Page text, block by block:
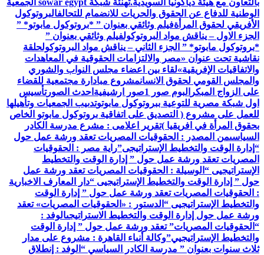
الوطنية للدفاع عن الحقوق والحريات للانضمام للتحالفالبروتوكول
الأفريقي لحقوق المرأةفيلم وثائقي بعنوان ” *بروتوكول مابوتو* ”
الجزء الاول – يناقش مواد البروتوكولفيلم وثائقي بعنوان ”
*بروتوكول مابوتو* ” الجزء الثاني – يناقش مواد البروتوكولحلقة
نقاشية تحت عنوان «مصر والالتزامات الحقوقية في المعاهدات
والاتفاقيات الإفريقية»لقاء بين اعضاء مجلس النواب والشوري
والمجلس القومي لحقوق الانسانمشروع مبادارة مجتمعية للقضاء
على الزواج المبكر البوم صور 1 صور ارشيفية احدث الصورتأسيس
اول شبكة مصرية للتوعية ببروتوكول مابوتوتدىيب الجمعيات وتأهيلها
للعمل على مشروع ( التصديق على اتفاقية بروتوكول مابوتو الخاص
بحقوق المرأة في افريقيا )تقرير اعلامى : مشرع مدرسة الكادر
السياسىمن المصدر : الحقوقيات المصريات تعقد ورشة عمل حول
“إدارة الوقت والتخطيط الإستراتيجى”راية مصر : الحقوقيات
المصريات تعقد ورشة عمل حول ” إدارة الوقت والتخطيط
الإستراتيجيى “ الوسيلة : الحقوقيات المصريات تعقد ورشة عمل
حول ” إدارة الوقت والتخطيط الإستراتيجيى “دار المعارف الاخبارية
: الحقوقيات المصريات تعقد ورشة عمل حول ” إدارة الوقت
والتخطيط الإستراتيجيى “ الدستور : «الحقوقيات المصريات» تعقد
ورشة عمل حول إدارة الوقت والتخطيط الاستراتيجىالوفد :
“الحقوقيات المصريات” تعقد ورشة عمل حول ” إدارة الوقت
والتخطيط الإستراتيجيي”وكالة أنباء القاهرة : مشروع على مدار
ثلاث سنوات بعنوان ” مدرسة الكادر السياسي “ الوفد : إنطلاق